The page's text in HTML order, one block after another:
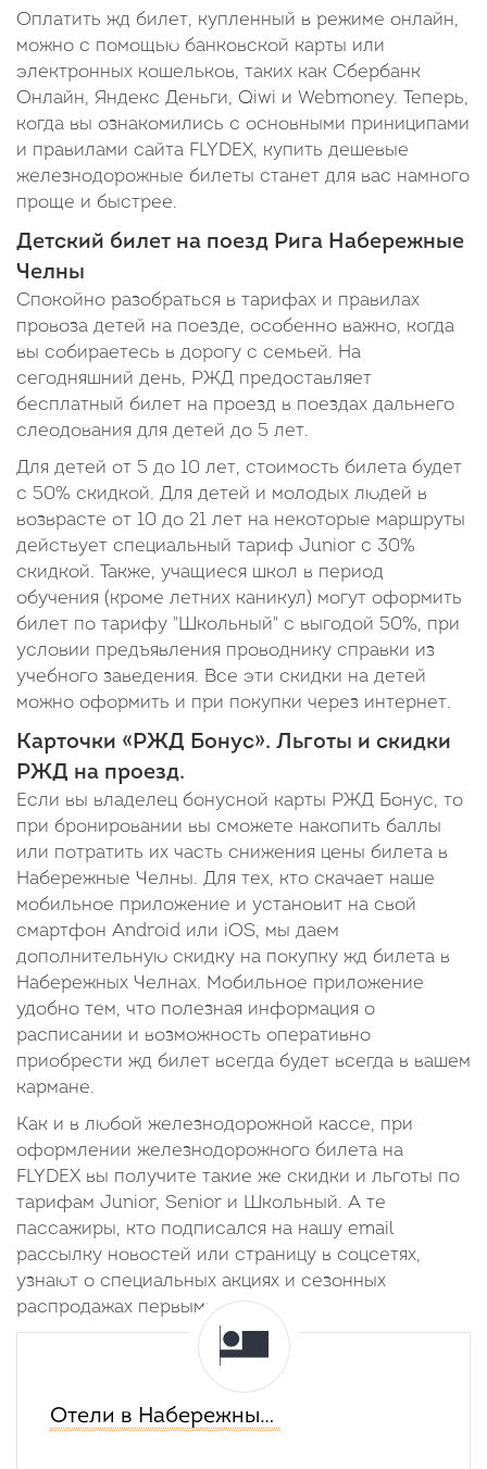
Оплатить жд билет, купленный в режиме онлайн,
можно с помощью банковской карты или
электронных кошельков, таких как Сбербанк
Онлайн, Яндекс Деньги, Qiwi и Webmoney. Теперь,
когда вы ознакомились с основными приниципами
и правилами сайта FLYDEX, купить дешевые
железнодорожные билеты станет для вас намного
проще и быстрее.
Детский билет на поезд Рига Набережные
Челны
Спокойно разобраться в тарифах и правилах
провоза детей на поезде, особенно важно, когда
вы собираетесь в дорогу с семьей. На
сегодняшний день, РЖД предоставляет
бесплатный билет на проезд в поездах дальнего
слеодования для детей до 5 лет.
Для детей от 5 до 10 лет, стоимость билета будет
с 50% скидкой. Для детей и молодых людей в
возврасте от 10 до 21 лет на некоторые маршруты
действует специальный тариф Junior c 30%
скидкой. Также, учащиеся школ в период
обучения (кроме летних каникул) могут оформить
билет по тарифу "Школьный" с выгодой 50%, при
условии предъявления проводнику справки из
учебного заведения. Все эти скидки на детей
можно оформить и при покупки через интернет.
Карточки «РЖД Бонус». Льготы и скидки
РЖД на проезд.
Если вы владелец бонусной карты РЖД Бонус, то
при бронировании вы сможете накопить баллы
или потратить их часть снижения цены билета в
Набережные Челны. Для тех, кто скачает наше
мобильное приложение и установит на свой
смартфон Android или iOS, мы даем
дополнительную скидку на покупку жд билета в
Набережных Челнах. Мобильное приложение
удобно тем, что полезная информация о
расписании и возможность оперативно
приобрести жд билет всегда будет всегда в вашем
кармане.
Как и в любой железнодорожной кассе, при
оформлении железнодорожного билета на
FLYDEX вы получите такие же скидки и льготы по
тарифам Junior, Senior и Школьный. А те
пассажиры, кто подписался на нашу email
рассылку новостей или страницу в соцсетях,
узнают о специальных акциях и сезонных
распродажах первыми.
Отели в Набережных Челнах